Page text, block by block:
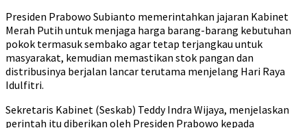
Presiden Prabowo Subianto memerintahkan jajaran Kabinet
Merah Putih untuk menjaga harga barang-barang kebutuhan
pokok termasuk sembako agar tetap terjangkau untuk
masyarakat, kemudian memastikan stok pangan dan
distribusinya berjalan lancar terutama menjelang Hari Raya
Idulfitri.
Sekretaris Kabinet (Seskab) Teddy Indra Wijaya, menjelaskan
perintah itu diberikan oleh Presiden Prabowo kepada